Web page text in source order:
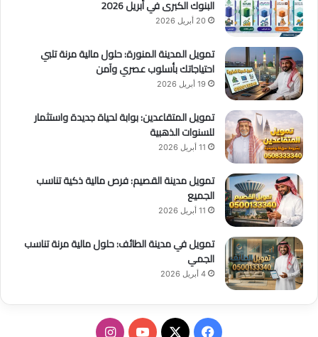
البنوك الكبرى في أبريل 2026
20 أبريل 2026
تمويل المدينة المنورة: حلول مالية مرنة تلبي
احتياجاتك بأسلوب عصري وآمن
19 أبريل 2026
تمويل المتقاعدين: بوابة لحياة جديدة واستثمار
للسنوات الذهبية
11 أبريل 2026
تمويل مدينة القصيم: فرص مالية ذكية تناسب
الجميع
11 أبريل 2026
تمويل في مدينة الطائف: حلول مالية مرنة تناسب
الجمي
4 أبريل 2026